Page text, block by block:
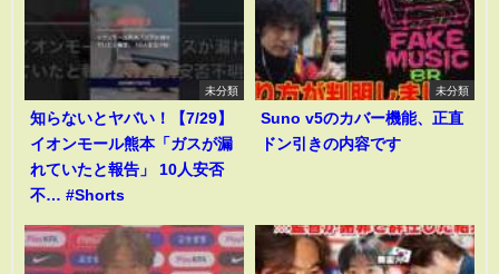
未分類
知らないとヤバい！【7/29】
イオンモール熊本「ガスが漏
れていたと報告」 10人安否
不… #Shorts
未分類
Suno v5のカバー機能、正直
ドン引きの内容です